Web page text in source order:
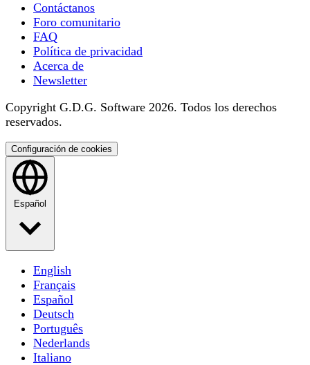
Contáctanos
Foro comunitario
FAQ
Política de privacidad
Acerca de
Newsletter
Copyright G.D.G. Software 2026. Todos los derechos
reservados.
Configuración de cookies
Español
English
Français
Español
Deutsch
Português
Nederlands
Italiano